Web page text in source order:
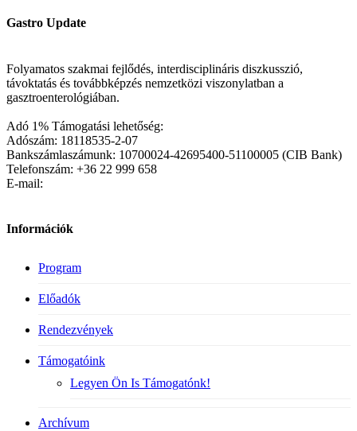
Gastro Update
Folyamatos szakmai fejlődés, interdisciplináris diszkusszió,
távoktatás és továbbképzés nemzetközi viszonylatban a
gasztroenterológiában.
Adó 1% Támogatási lehetőség:
Adószám: 18118535-2-07
Bankszámlaszámunk: 10700024-42695400-51100005 (CIB Bank)
Telefonszám: +36 22 999 658
E-mail:
Információk
Program
Előadók
Rendezvények
Támogatóink
Legyen Ön Is Támogatónk!
Archívum